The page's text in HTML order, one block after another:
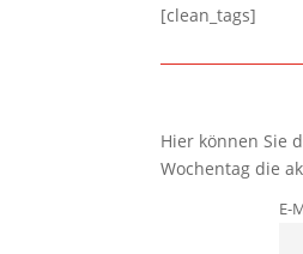
[clean_tags]
Hier können Sie
Wochentag die
E-